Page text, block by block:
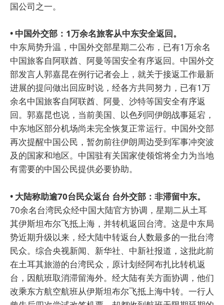
国公司之一。
• 中国外交部：1万余名旅客从中东安全返回。
中东局势升温，中国外交部星期二公布，已有1万余名
中国旅客自阿联酋、阿曼等国安全有序返回。中国外交
部发言人郭嘉昆在例行记者会上，就关于接返工作最新
进展的提问做出回应时说，经各方共同努力，已有1万
余名中国旅客自阿联酋、阿曼、沙特等国安全有序返
回。郭嘉昆也说，当前美国、以色列同伊朗战事延宕，
中东地区部分机场尚未完全恢复正常运行。中国外交部
再次提醒中国公民，暂勿前往伊朗周边受到军事冲突波
及的国家和地区。中国驻有关国家使领馆将全力为当地
有需要的中国公民提供必要协助。
• 大陆称助逾70台民众返台 台外交部：非滞留中东。
70余名台湾民众经中国大陆官方协调，星期二从土耳
其伊斯坦布尔飞抵上海，并转机返回台湾。这是中东局
势近期升级以来，经大陆中转返台人数最多的一批台湾
民众。综合央视新闻、新华社、中新社报道，这批此前
在土耳其旅游的台湾民众，原计划经阿布扎比转机返
台，因航班取消滞留海外。经大陆有关方面协调，他们
改乘东方航空航班从伊斯坦布尔飞抵上海中转。一行人